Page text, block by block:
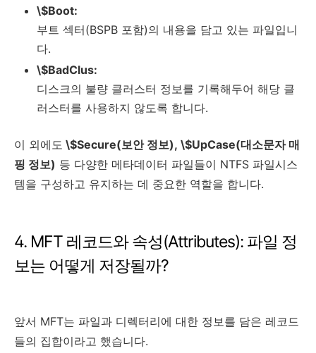
\$Boot:
부트 섹터(BSPB 포함)의 내용을 담고 있는 파일입니
다.
\$BadClus:
디스크의 불량 클러스터 정보를 기록해두어 해당 클
러스터를 사용하지 않도록 합니다.
이 외에도 \$Secure(보안 정보), \$UpCase(대소문자 매
핑 정보) 등 다양한 메타데이터 파일들이 NTFS 파일시스
템을 구성하고 유지하는 데 중요한 역할을 합니다.
4. MFT 레코드와 속성(Attributes): 파일 정
보는 어떻게 저장될까?
앞서 MFT는 파일과 디렉터리에 대한 정보를 담은 레코드
들의 집합이라고 했습니다.